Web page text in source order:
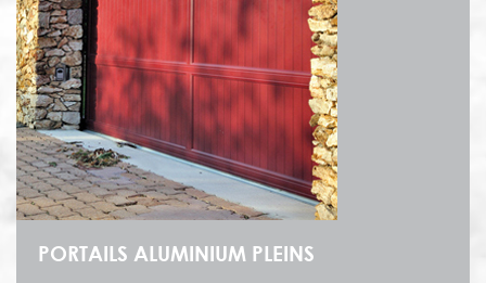
PORTAILS ALUMINIUM PLEINS